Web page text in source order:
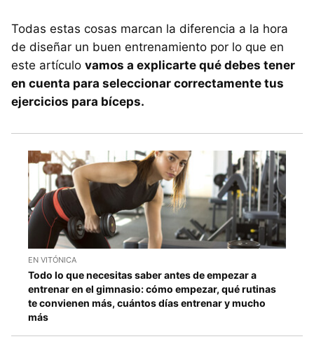
Todas estas cosas marcan la diferencia a la hora
de diseñar un buen entrenamiento por lo que en
este artículo vamos a explicarte qué debes tener
en cuenta para seleccionar correctamente tus
ejercicios para bíceps.
EN VITÓNICA
Todo lo que necesitas saber antes de empezar a
entrenar en el gimnasio: cómo empezar, qué rutinas
te convienen más, cuántos días entrenar y mucho
más